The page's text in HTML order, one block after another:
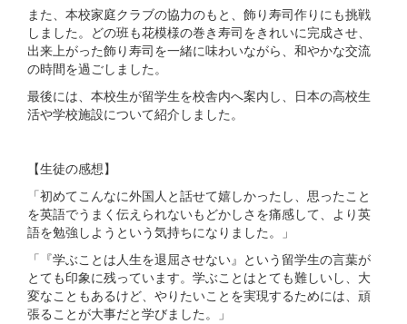
また、本校家庭クラブの協力のもと、飾り寿司作りにも挑戦
しました。どの班も花模様の巻き寿司をきれいに完成させ、
出来上がった飾り寿司を一緒に味わいながら、和やかな交流
の時間を過ごしました。
最後には、本校生が留学生を校舎内へ案内し、日本の高校生
活や学校施設について紹介しました。
【生徒の感想】
「初めてこんなに外国人と話せて嬉しかったし、思ったこと
を英語でうまく伝えられないもどかしさを痛感して、より英
語を勉強しようという気持ちになりました。」
「『学ぶことは人生を退屈させない』という留学生の言葉が
とても印象に残っています。学ぶことはとても難しいし、大
変なこともあるけど、やりたいことを実現するためには、頑
張ることが大事だと学びました。」